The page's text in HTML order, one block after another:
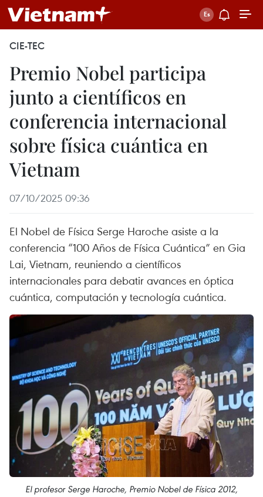
CIE-TEC
Premio Nobel participa
junto a científicos en
conferencia internacional
sobre física cuántica en
Vietnam
07/10/2025 09:36
El Nobel de Física Serge Haroche asiste a la
conferencia “100 Años de Física Cuántica” en Gia
Lai, Vietnam, reuniendo a científicos
internacionales para debatir avances en óptica
cuántica, computación y tecnología cuántica.
El profesor Serge Haroche, Premio Nobel de Física 2012,